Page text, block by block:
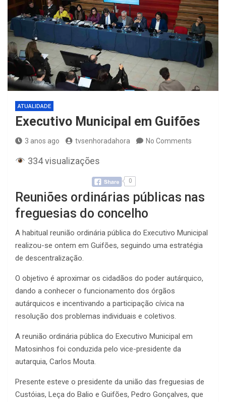
ATUALIDADE
Executivo Municipal em Guifões
3 anos ago tvsenhoradahora No Comments
334 visualizações
0
Reuniões ordinárias públicas nas
freguesias do concelho
A habitual reunião ordinária pública do Executivo Municipal
realizou-se ontem em Guifões, seguindo uma estratégia
de descentralização.
O objetivo é aproximar os cidadãos do poder autárquico,
dando a conhecer o funcionamento dos órgãos
autárquicos e incentivando a participação cívica na
resolução dos problemas individuais e coletivos.
A reunião ordinária pública do Executivo Municipal em
Matosinhos foi conduzida pelo vice-presidente da
autarquia, Carlos Mouta.
Presente esteve o presidente da união das freguesias de
Custóias, Leça do Balio e Guifões, Pedro Gonçalves, que